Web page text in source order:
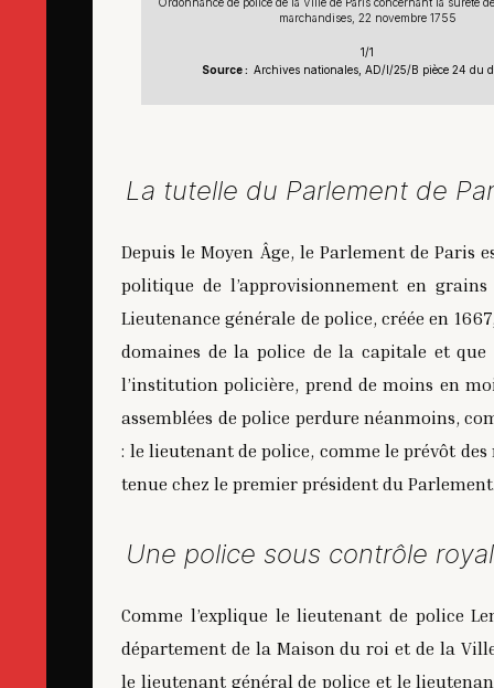
Ordonnance de police de la Ville de Paris concernant la sûreté
marchandises, 22 novembre 1755
1/1
Source : Archives nationales, AD/I/25/B pièce 24 du
La tutelle du Parlement de
Depuis le Moyen Âge, le Parlement de Paris
politique de l’approvisionnement en
Lieutenance générale de police, créée en
domaines de la police de la capitale et que
l’institution policière, prend de moins en
assemblées de police perdure néanmoins,
: le lieutenant de police, comme le prévôt
tenue chez le premier président du
Une police sous contrôle
Comme l’explique le lieutenant de police
département de la Maison du roi et de la
le lieutenant général de police et le